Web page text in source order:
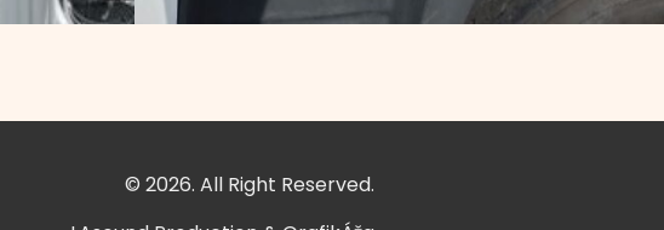
© 2026. All Right Reserved.